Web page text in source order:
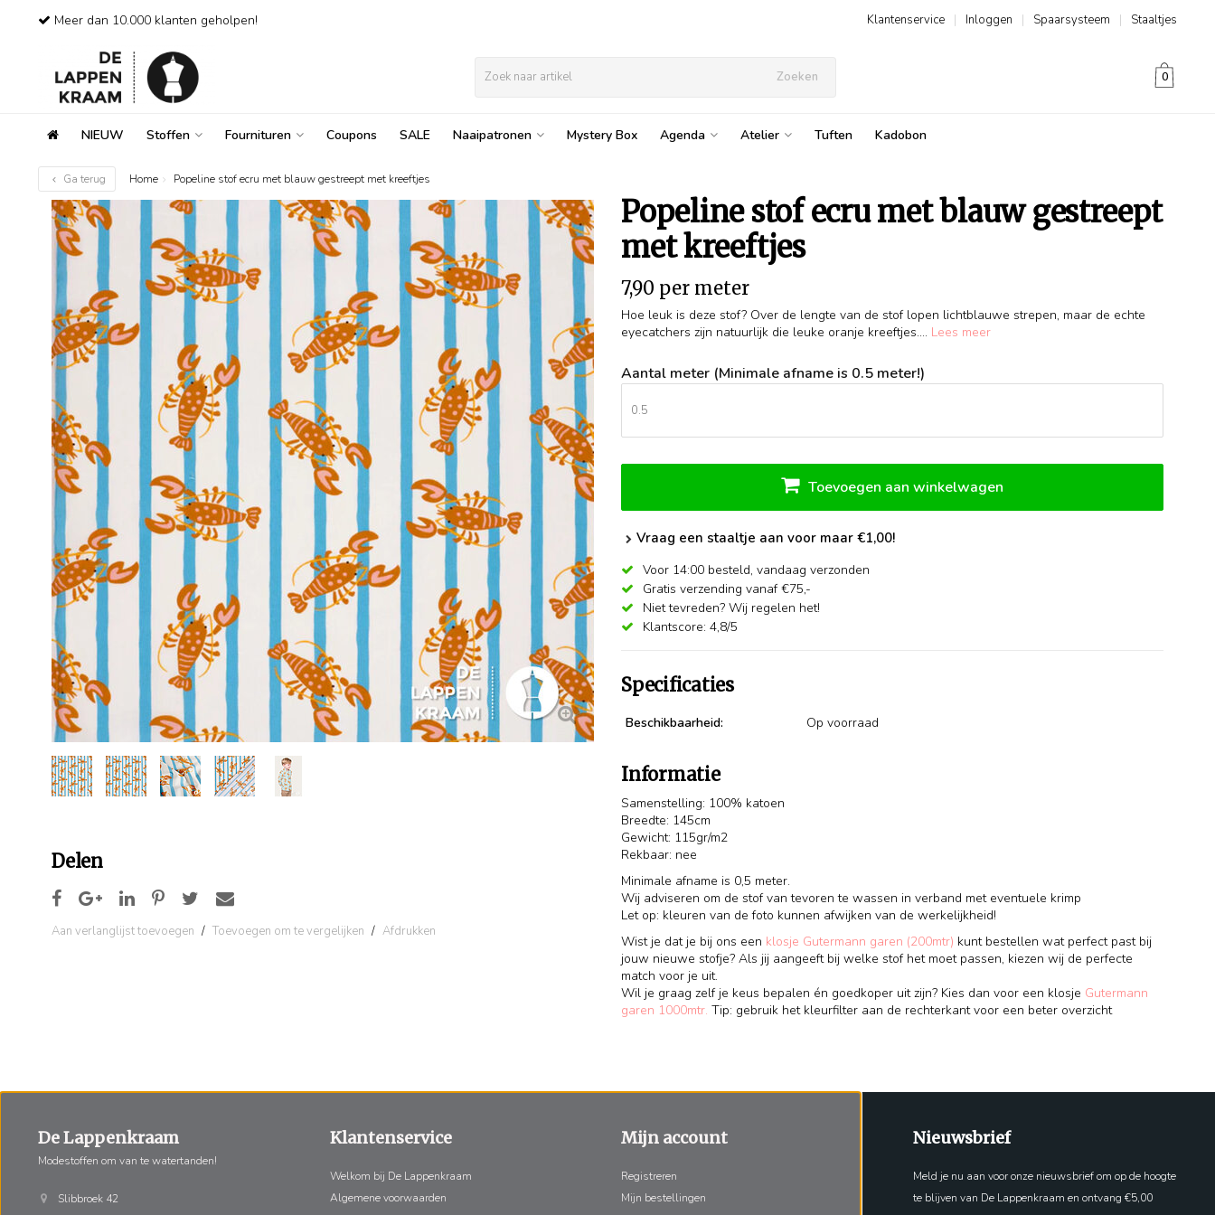
Meer dan 10.000 klanten geholpen! Staaltjes
|
Spaarsysteem
|
Inloggen
|
Klantenservice
Zoeken 0
NIEUW Stoffen Fournituren Coupons SALE Naaipatronen Mystery Box Agenda Atelier Tuften Kadobon
Ga terug Home Popeline stof ecru met blauw gestreept met kreeftjes
Delen
Aan verlanglijst toevoegen / Toevoegen om te vergelijken / Afdrukken
Popeline stof ecru met blauw gestreept
met kreeftjes
7,90 per meter
Hoe leuk is deze stof? Over de lengte van de stof lopen lichtblauwe strepen, maar de echte
eyecatchers zijn natuurlijk die leuke oranje kreeftjes.... Lees meer
Aantal meter (Minimale afname is 0.5 meter!)
Toevoegen aan winkelwagen
Vraag een staaltje aan voor maar €1,00!
Voor 14:00 besteld, vandaag verzonden
Gratis verzending vanaf €75,-
Niet tevreden? Wij regelen het!
Klantscore: 4,8/5
Specificaties
Beschikbaarheid: Op voorraad
Informatie
Samenstelling: 100% katoen
Breedte: 145cm
Gewicht: 115gr/m2
Rekbaar: nee
Minimale afname is 0,5 meter.
Wij adviseren om de stof van tevoren te wassen in verband met eventuele krimp
Let op: kleuren van de foto kunnen afwijken van de werkelijkheid!
Wist je dat je bij ons een klosje Gutermann garen (200mtr) kunt bestellen wat perfect past bij
jouw nieuwe stofje? Als jij aangeeft bij welke stof het moet passen, kiezen wij de perfecte
match voor je uit.
Wil je graag zelf je keus bepalen én goedkoper uit zijn? Kies dan voor een klosje Gutermann
garen 1000mtr. Tip: gebruik het kleurfilter aan de rechterkant voor een beter overzicht
De Lappenkraam
Modestoffen om van te watertanden!
Slibbroek 42
Klantenservice
Welkom bij De Lappenkraam
Algemene voorwaarden
Mijn account
Registreren
Mijn bestellingen
Nieuwsbrief
Meld je nu aan voor onze nieuwsbrief om op de hoogte
te blijven van De Lappenkraam en ontvang €5,00